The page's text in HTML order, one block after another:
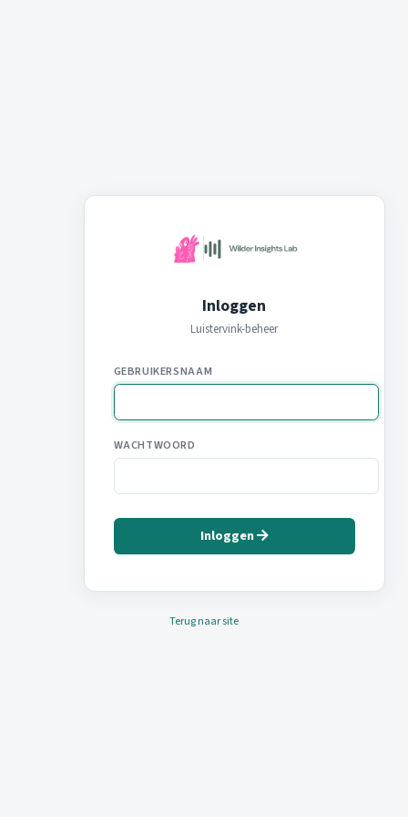
Inloggen
Luistervink-beheer
GEBRUIKERSNAAM
WACHTWOORD
Inloggen
Terug naar site